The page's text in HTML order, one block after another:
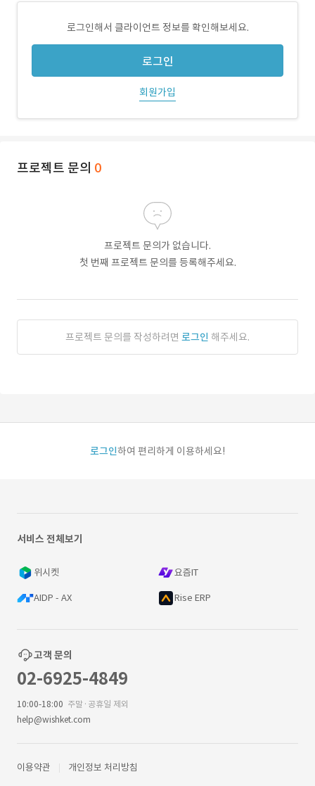
로그인해서 클라이언트 정보를 확인해보세요.
로그인
회원가입
프로젝트 문의 0
프로젝트 문의가 없습니다.
첫 번째 프로젝트 문의를 등록해주세요.
프로젝트 문의를 작성하려면 로그인 해주세요.
로그인하여 편리하게 이용하세요!
서비스 전체보기
위시켓 요즘IT
AIDP - AX Rise ERP
고객 문의
02-6925-4849
10:00-18:00 주말·공휴일 제외
help@wishket.com
이용약관 개인정보 처리방침